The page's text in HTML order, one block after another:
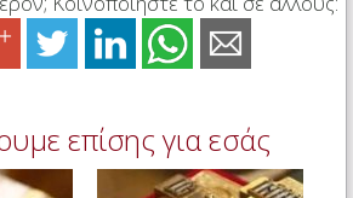
επίσης για εσάς